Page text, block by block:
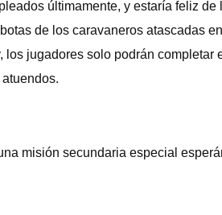
últimamente, y estaría feliz
de los caravaneros atascadas
jugadores solo podrán completar
misión secundaria especial